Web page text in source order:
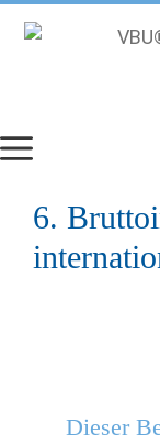
Inhalt
6.
Dieser